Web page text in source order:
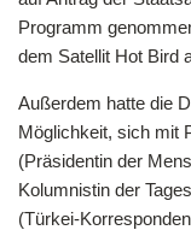
Programm
dem Satellit Hot Bird
Außerdem hatte die
Möglichkeit, sich mit
(Präsidentin der
Kolumnistin der
(Türkei-